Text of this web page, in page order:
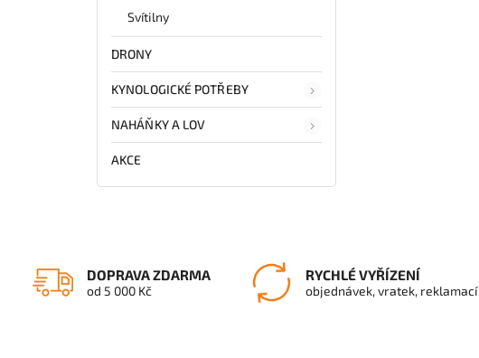
Svítilny
DRONY
KYNOLOGICKÉ POTŘEBY
NAHÁŇKY A LOV
AKCE
DOPRAVA ZDARMA
od 5 000 Kč
RYCHLÉ VYŘÍZENÍ
objednávek, vratek, reklamací